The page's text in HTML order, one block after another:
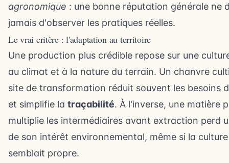
agronomique : une bonne réputation générale ne
jamais d'observer les pratiques réelles.
Le vrai critère : l'adaptation au territoire
Une production plus crédible repose sur une
au climat et à la nature du terrain. Un chanvre
site de transformation réduit souvent les besoins
et simplifie la traçabilité. À l'inverse, une matière
multiplie les intermédiaires avant extraction perd
de son intérêt environnemental, même si la
semblait propre.